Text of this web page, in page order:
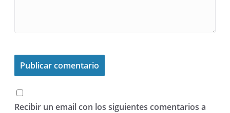
Recibir un email con los siguientes comentarios a